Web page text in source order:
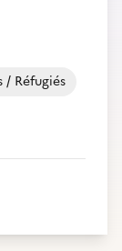
/ Réfugiés